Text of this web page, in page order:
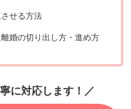
せる方法
婚の切り出し方・進め方
に対応します！／